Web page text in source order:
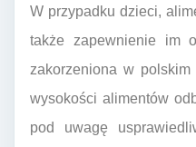
W przypadku dzieci,
także zapewnienie im
zakorzeniona w
wysokości alimentów
pod uwagę